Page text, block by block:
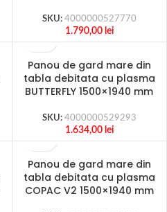
SKU: 4000000527770
1.790,00 lei
Panou de gard mare din
tabla debitata cu plasma
BUTTERFLY 1500×1940 mm
SKU: 4000000529293
1.634,00 lei
Panou de gard mare din
tabla debitata cu plasma
COPAC V2 1500×1940 mm